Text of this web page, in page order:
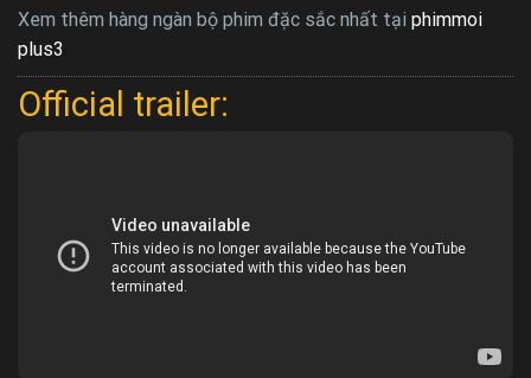
Xem thêm hàng ngàn bộ phim đặc sắc nhất tại phimmoi
plus3
Official trailer: